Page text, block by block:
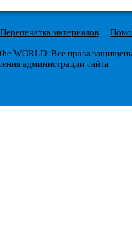
Перепечатка материалов
WORLD. Все права
администрации сайта